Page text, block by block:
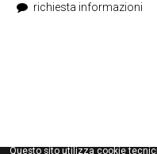
Questo sito utilizza cookie
richiesta informazioni